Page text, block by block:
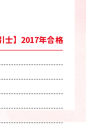
士】2017年合格